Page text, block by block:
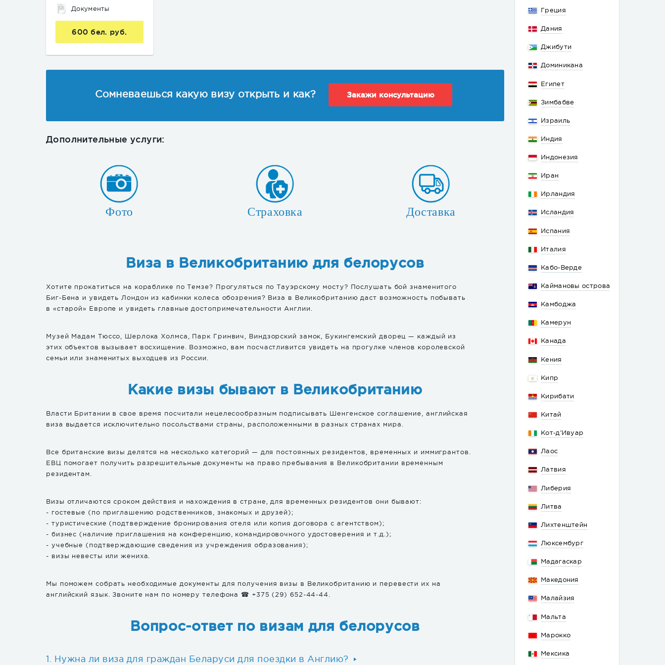
Документы
600 бел. руб.
Сомневаешься какую визу открыть и как? Закажи консультацию
Дополнительные услуги:
Фото Страховка Доставка
Виза в Великобританию для белорусов
Хотите прокатиться на кораблике по Темзе? Прогуляться по Тауэрскому мосту? Послушать бой знаменитого
Биг-Бена и увидеть Лондон из кабинки колеса обозрения? Виза в Великобританию даст возможность побывать
в «старой» Европе и увидеть главные достопримечательности Англии.
Музей Мадам Тюссо, Шерлока Холмса, Парк Гринвич, Виндзорский замок, Букингемский дворец — каждый из
этих объектов вызывает восхищение. Возможно, вам посчастливится увидеть на прогулке членов королевской
семьи или знаменитых выходцев из России.
Какие визы бывают в Великобританию
Власти Британии в свое время посчитали нецелесообразным подписывать Шенгенское соглашение, английская
виза выдается исключительно посольствами страны, расположенными в разных странах мира.
Все британские визы делятся на несколько категорий — для постоянных резидентов, временных и иммигрантов.
ЕВЦ помогает получить разрешительные документы на право пребывания в Великобритании временным
резидентам.
Визы отличаются сроком действия и нахождения в стране, для временных резидентов они бывают:
- гостевые (по приглашению родственников, знакомых и друзей);
- туристические (подтверждение бронирования отеля или копия договора с агентством);
- бизнес (наличие приглашения на конференцию, командировочного удостоверения и т.д.);
- учебные (подтверждающие сведения из учреждения образования);
- визы невесты или жениха.
Мы поможем собрать необходимые документы для получения визы в Великобританию и перевести их на
английский язык. Звоните нам по номеру телефона ☎ +375 (29) 652-44-44.
Вопрос-ответ по визам для белорусов
Нужна ли виза для граждан Беларуси для поездки в Англию?
Греция
Дания
Джибути
Доминикана
Египет
Зимбабве
Израиль
Индия
Индонезия
Иран
Ирландия
Исландия
Испания
Италия
Кабо-Верде
Каймановы острова
Камбоджа
Камерун
Канада
Кения
Кипр
Кирибати
Китай
Кот-д’Ивуар
Лаос
Латвия
Либерия
Литва
Лихтенштейн
Люксембург
Мадагаскар
Македония
Малайзия
Мальта
Марокко
Мексика